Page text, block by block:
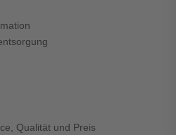
Qualität und Preis